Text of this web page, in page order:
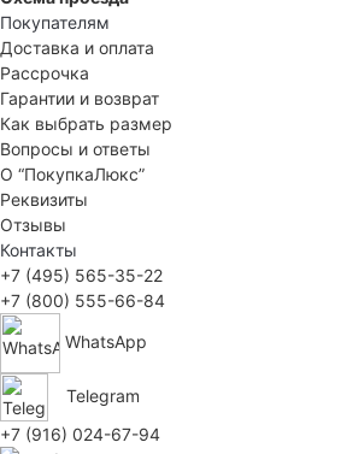
Покупателям
Доставка и оплата
Рассрочка
Гарантии и возврат
Как выбрать размер
Вопросы и ответы
О “ПокупкаЛюкс”
Реквизиты
Отзывы
Контакты
+7 (495) 565-35-22
+7 (800) 555-66-84
WhatsApp
Telegram
+7 (916) 024-67-94